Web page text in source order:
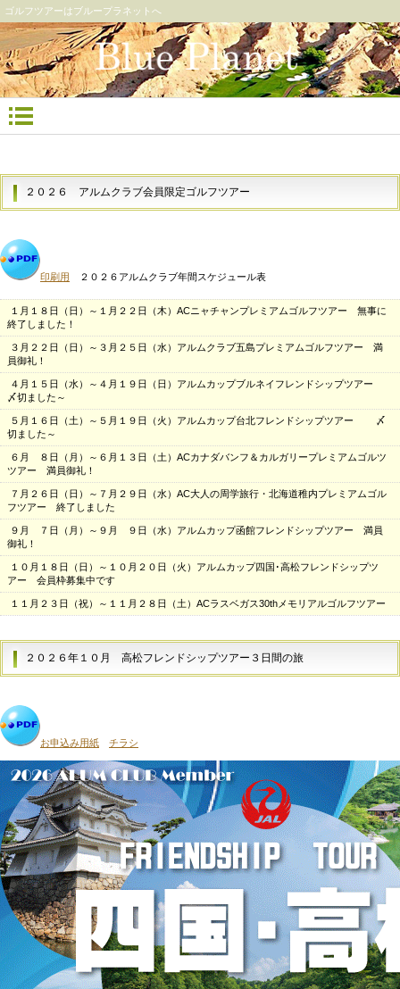
ゴルフツアーはブループラネットへ
２０２６ アルムクラブ会員限定ゴルフツアー
印刷用 ２０２６アルムクラブ年間スケジュール表
１月１８日（日）～１月２２日（木） ACニャチャンプレミアムゴルフツアー 無事に
終了しました！
３月２２日（日）～３月２５日（水）アルムクラブ五島プレミアムゴルフツアー 満
員御礼！
４月１５日（水）～４月１９日（日） アルムカップブルネイフレンドシップツアー
〆切ました～
５月１６日（土）～５月１９日（火）アルムカップ台北フレンドシップツアー 〆
切ました～
６月 ８日（月）～６月１３日（土）ACカナダバンフ＆カルガリープレミアムゴルツ
ツアー 満員御礼！
７月２６日（日）～７月２９日（水）AC大人の周学旅行・北海道稚内プレミアムゴル
フツアー 終了しました
９月 ７日（月）～９月 ９日（水）アルムカップ函館フレンドシップツアー
満員
御礼！
１０月１８日（日）～１０月２０日（火）アルムカップ四国･高松フレンドシップツ
アー 会員枠募集中です
１１月２３日（祝）～１１月２８日（土）ACラスベガス30thメモリアルゴルフツアー
２０２６年１０月 高松フレンドシップツアー３日間の旅
お申込み用紙 チラシ